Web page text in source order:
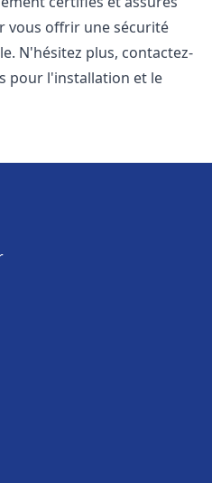
vous offrir une sécurité
N'hésitez plus, contactez-
pour l'installation et le